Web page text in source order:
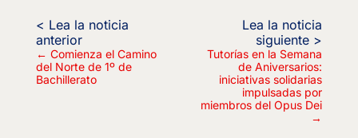
← Comienza el Camino
del Norte de 1º de
Bachillerato
Tutorías en la Semana
de Aniversarios:
iniciativas solidarias
impulsadas por
miembros del Opus Dei
→